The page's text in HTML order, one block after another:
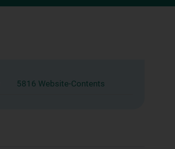
5816 Website-Contents